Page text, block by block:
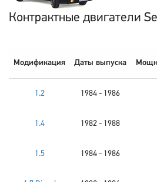
Контрактные двигатели
Модификация Даты выпуска
1.2 1984 - 1986
1.4 1982 - 1988
1.5 1984 - 1986